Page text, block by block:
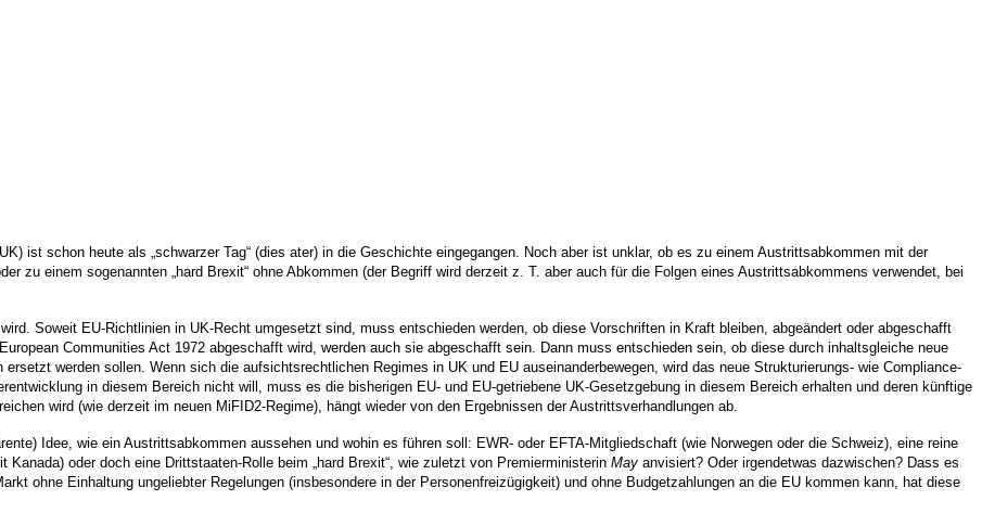
ist schon heute als „schwarzer Tag“ (dies ater) in die Geschichte eingegangen. Noch aber ist unklar, ob es zu einem Austrittsabkommen mit der
zu einem sogenannten „hard Brexit“ ohne Abkommen (der Begriff wird derzeit z. T. aber auch für die Folgen eines Austrittsabkommens verwendet, bei
Soweit EU-Richtlinien in UK-Recht umgesetzt sind, muss entschieden werden, ob diese Vorschriften in Kraft bleiben, abgeändert oder abgeschafft
Communities Act 1972 abgeschafft wird, werden auch sie abgeschafft sein. Dann muss entschieden sein, ob diese durch inhaltsgleiche neue
werden sollen. Wenn sich die aufsichtsrechtlichen Regimes in UK und EU auseinanderbewegen, wird das neue Strukturierungs- wie Compliance-
in diesem Bereich nicht will, muss es die bisherigen EU- und EU-getriebene UK-Gesetzgebung in diesem Bereich erhalten und deren künftige
wird (wie derzeit im neuen MiFID2-Regime), hängt wieder von den Ergebnissen der Austrittsverhandlungen ab.
Idee, wie ein Austrittsabkommen aussehen und wohin es führen soll: EWR- oder EFTA-Mitgliedschaft (wie Norwegen oder die Schweiz), eine reine
oder doch eine Drittstaaten-Rolle beim „hard Brexit“, wie zuletzt von Premierministerin May anvisiert? Oder irgendetwas dazwischen? Dass es
ohne Einhaltung ungeliebter Regelungen (insbesondere in der Personenfreizügigkeit) und ohne Budgetzahlungen an die EU kommen kann, hat diese